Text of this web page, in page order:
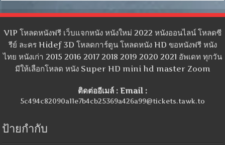
VIP โหลดหนังฟรี เว็บแจกหนัง หนังใหม่ 2022 หนังออนไลน์ โหลดซี
รีย์ ละคร Hidef 3D โหลดการ์ตูน โหลดหนัง HD ขอหนังฟรี หนัง
ไทย หนังเก่า 2015 2016 2017 2018 2019 2020 2021 อัพเดท ทุกวัน
มีให้เลือกโหลด หนัง Super HD mini hd master Zoom
ติดต่ออีเมล์ : Email :
5c494c82090a11e7b4cb25369a426a99@tickets.tawk.to
ป้ายกำกับ